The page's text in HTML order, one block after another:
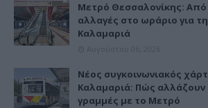
Μετρό Θεσσαλονίκης: Από
αλλαγές στο ωράριο για
Καλαμαριά
Νέος συγκοινωνιακός
Καλαμαριά: Πώς αλλάζουν
γραμμές με το Μετρό